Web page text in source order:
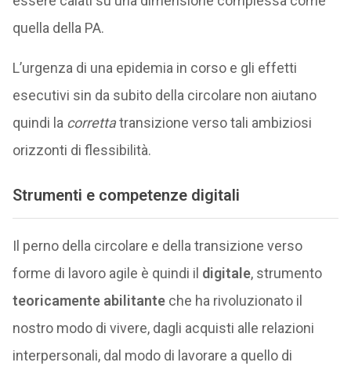
quella della PA.
L’urgenza di una epidemia in corso e gli effetti
esecutivi sin da subito della circolare non aiutano
quindi la correttatransizione verso tali ambiziosi
orizzonti di flessibilità.
Strumenti e competenze digitali
Il perno della circolare e della transizione verso
forme di lavoro agile è quindi il digitale, strumento
teoricamente abilitante che ha rivoluzionato il
nostro modo di vivere, dagli acquisti alle relazioni
interpersonali, dal modo di lavorare a quello di